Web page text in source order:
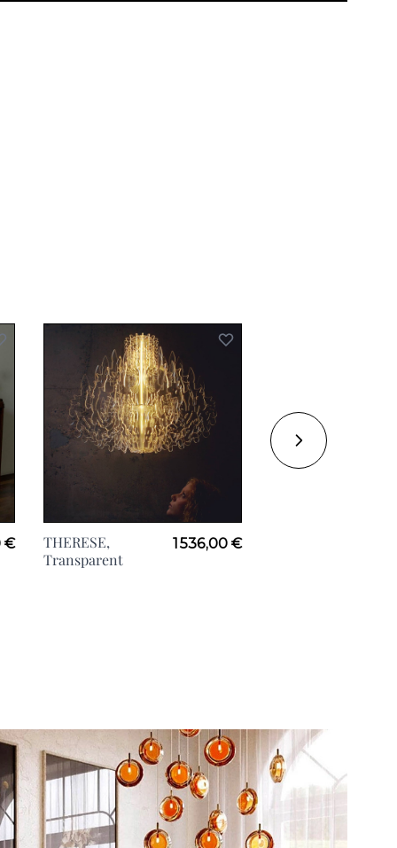
€
THERESE,
Transparent
1 536,00 €